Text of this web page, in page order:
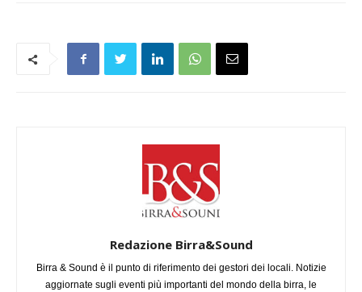
Redazione Birra&Sound
Birra & Sound è il punto di riferimento dei gestori dei locali. Notizie
aggiornate sugli eventi più importanti del mondo della birra, le